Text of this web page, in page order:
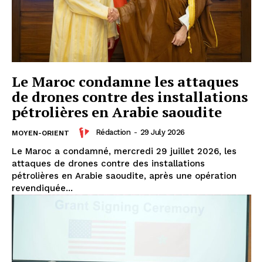
Le Maroc condamne les attaques
de drones contre des installations
pétrolières en Arabie saoudite
MOYEN-ORIENT Rédaction - 29 July 2026
Le Maroc a condamné, mercredi 29 juillet 2026, les
attaques de drones contre des installations
pétrolières en Arabie saoudite, après une opération
revendiquée...